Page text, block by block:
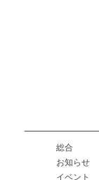
総合
お知らせ
イベント